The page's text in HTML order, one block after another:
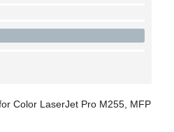
Color LaserJet Pro M255, MFP